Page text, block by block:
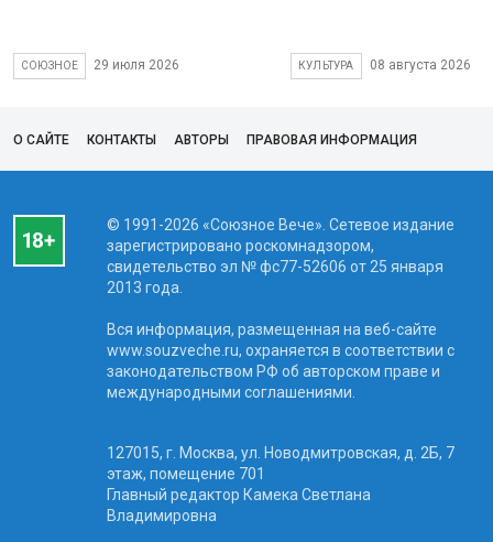
СОЮЗНОЕ 29 июля 2026 КУЛЬТУРА 08 августа 2026
О САЙТЕ КОНТАКТЫ АВТОРЫ ПРАВОВАЯ ИНФОРМАЦИЯ
© 1991-2026 «Союзное Вече». Сетевое издание
зарегистрировано роскомнадзором,
свидетельство эл № фc77-52606 от 25 января
2013 года.
Вся информация, размещенная на веб-сайте
www.souzveche.ru, охраняется в соответствии с
законодательством РФ об авторском праве и
международными соглашениями.
127015, г. Москва, ул. Новодмитровская, д. 2Б, 7
этаж, помещение 701
Главный редактор Камека Светлана
Владимировна